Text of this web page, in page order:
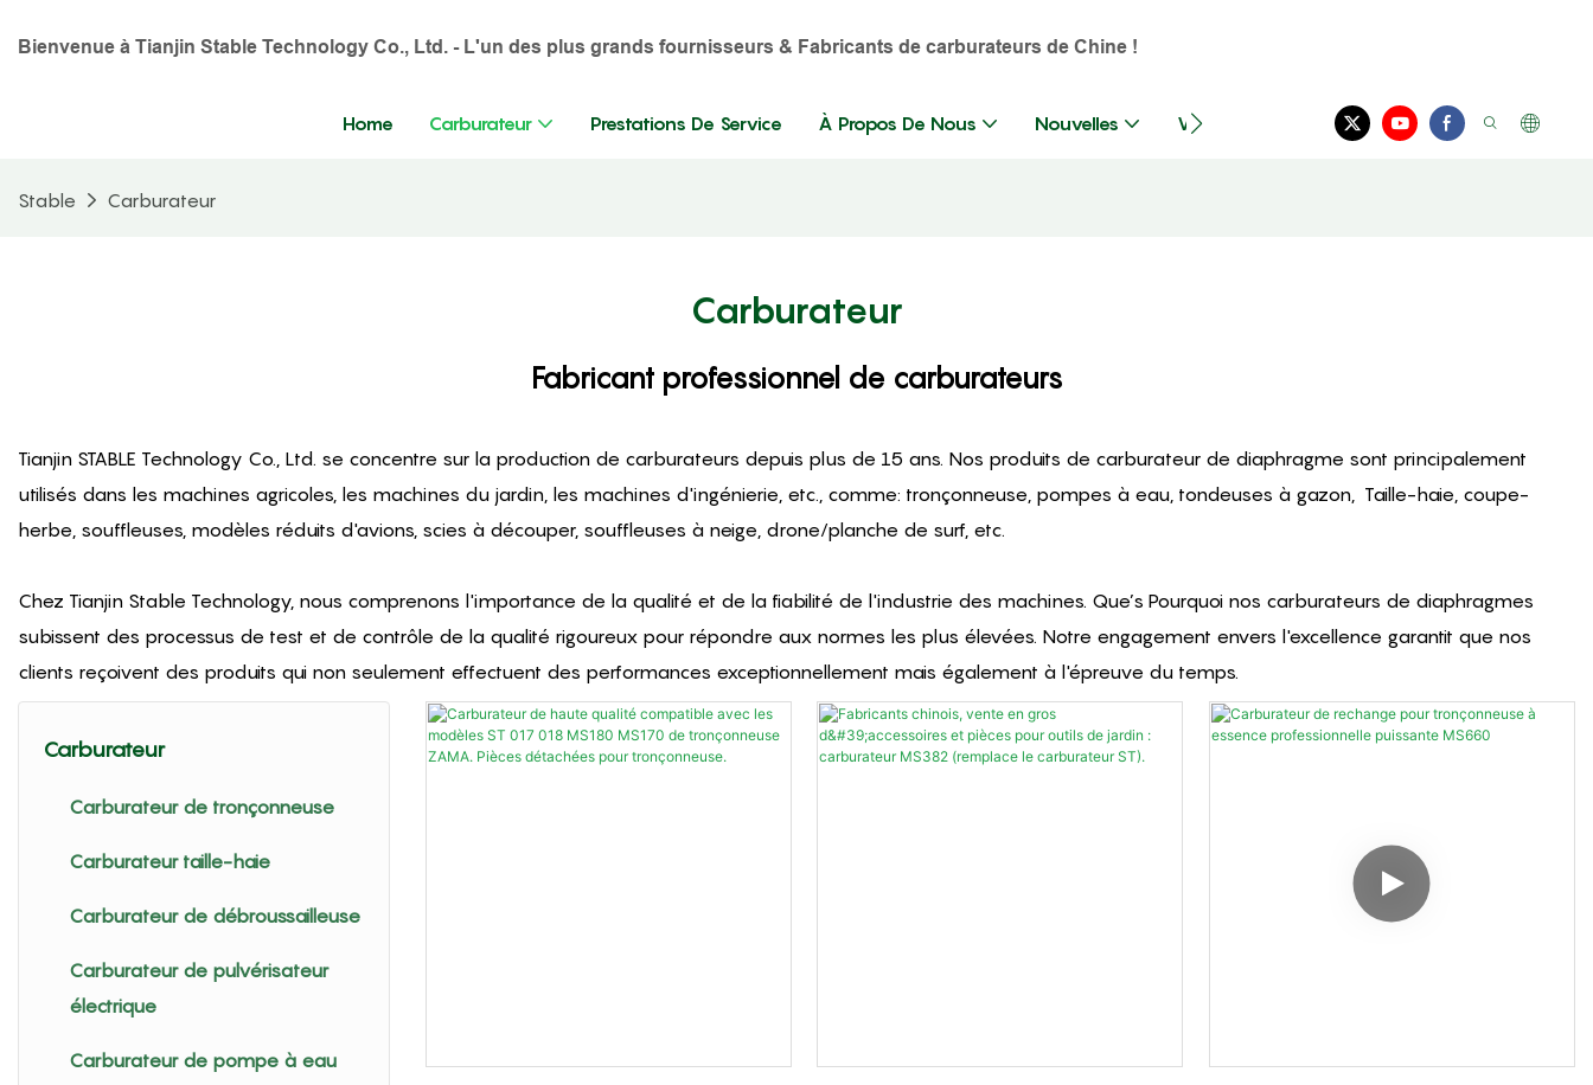
Bienvenue à Tianjin Stable Technology Co., Ltd. - L'un des plus grands fournisseurs & Fabricants de carburateurs de Chine !
Home Carburateur Prestations De Service À Propos De Nous Nouvelles Vidéos Nous Contacter
Stable Carburateur
Carburateur
Fabricant professionnel de carburateurs
Tianjin STABLE Technology Co., Ltd. se concentre sur la production de carburateurs depuis plus de 15 ans. Nos produits de carburateur de diaphragme sont principalement
utilisés dans les machines agricoles, les machines du jardin, les machines d'ingénierie, etc., comme: tronçonneuse, pompes à eau, tondeuses à gazon, Taille-haie, coupe-
herbe, souffleuses, modèles réduits d'avions, scies à découper, souffleuses à neige, drone/planche de surf, etc.
Chez Tianjin Stable Technology, nous comprenons l'importance de la qualité et de la fiabilité de l'industrie des machines. Que’s Pourquoi nos carburateurs de diaphragmes
subissent des processus de test et de contrôle de la qualité rigoureux pour répondre aux normes les plus élevées. Notre engagement envers l'excellence garantit que nos
clients reçoivent des produits qui non seulement effectuent des performances exceptionnellement mais également à l'épreuve du temps.
Carburateur
Carburateur de tronçonneuse
Carburateur taille-haie
Carburateur de débroussailleuse
Carburateur de pulvérisateur
électrique
Carburateur de pompe à eau